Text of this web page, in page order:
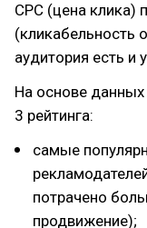
CPC (цена клика)
(кликабельность
аудитория есть и
На основе
3 рейтинга:
самые
потрачено
продвижение);